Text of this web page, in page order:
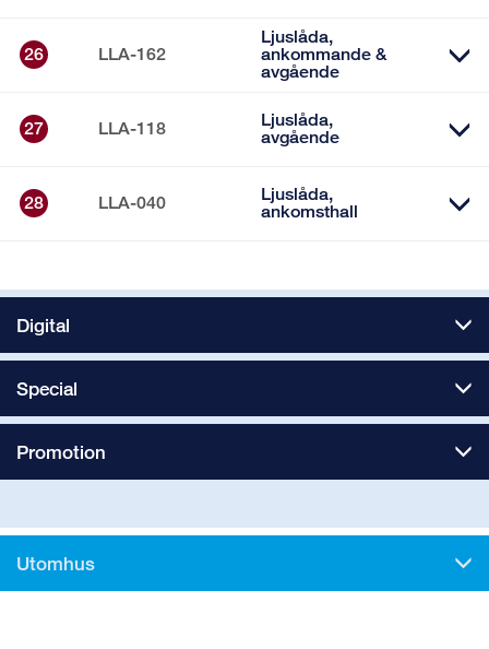
26 LLA-162
Ljuslåda,
ankommande &
avgående
27 LLA-118
Ljuslåda,
avgående
28 LLA-040
Ljuslåda,
ankomsthall
Digital
Special
Promotion
Utomhus